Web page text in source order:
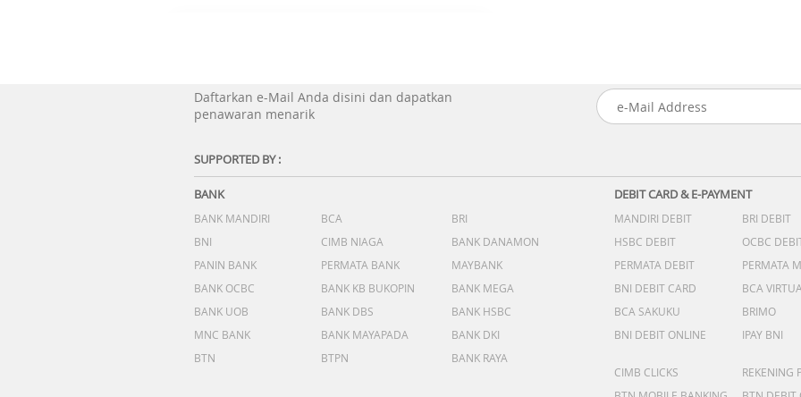
Daftarkan e-Mail Anda disini dan dapatkan
penawaran menarik
SUPPORTED BY :
BANK
BANK MANDIRI BCA
BRI
BNI
CIMB NIAGA
BANK DANAMON
PANIN BANK
PERMATA BANK
MAYBANK
BANK OCBC
BANK KB BUKOPIN
BANK MEGA
BANK UOB
BANK DBS
BANK HSBC
MNC BANK
BANK MAYAPADA
BANK DKI
BTN
BTPN BANK RAYA
DEBIT CARD & E-PAYMENT
MANDIRI DEBIT BRI DEBIT
HSBC DEBIT
OCBC
PERMATA DEBIT
PERMATA
BNI DEBIT CARD
BCA
BCA SAKUKU
BRIMO
BNI DEBIT ONLINE
IPAY BNI
CIMB CLICKS
REKENING